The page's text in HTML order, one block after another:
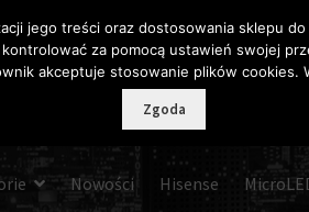
Nowości Hisense
jego treści oraz dostosowania sklepu
za pomocą ustawień swojej
akceptuje stosowanie plików cookies.
Zgoda